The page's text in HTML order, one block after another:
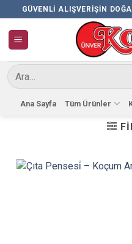
İçeriğe
atla
GÜVENLI ALIŞVERIŞIN
Ara:
Ana Sayfa Tüm Ürünler